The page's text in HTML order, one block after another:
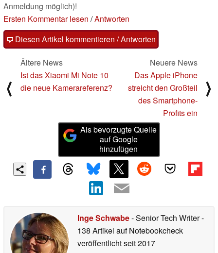
Anmeldung möglich)!
Ersten Kommentar lesen /Antworten
Diesen Artikel kommentieren / Antworten
⟨
Ältere News
Ist das Xiaomi Mi Note 10
die neue Kamerareferenz?
Neuere News
Das Apple iPhone
streicht den Großteil
des Smartphone-
Profits ein
⟩
Als bevorzugte Quelle
auf Google
hinzufügen
Inge Schwabe- Senior Tech Writer-
138 Artikel auf Notebookcheck
veröffentlichtseit 2017